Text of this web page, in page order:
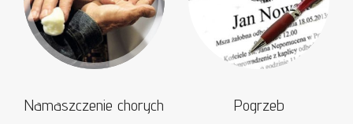
Namaszczenie chorych Pogrzeb